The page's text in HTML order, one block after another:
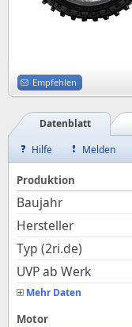
Empfehlen
Datenblatt
Hilfe
Melden
Produktion
Baujahr
Hersteller
Typ (2ri.de)
UVP ab Werk
Mehr Daten
Motor